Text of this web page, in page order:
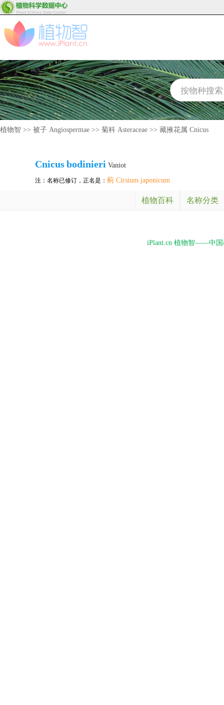
植物智 >> 被子 Angiospermae >> 菊科 Asteraceae >> 藏掖花属 Cnicus
Cnicusbodinieri Vaniot
注：名称已修订，正名是： 蓟 Cirsium japonicum
植物百科 名称分类
iPlant.cn 植物智——中国